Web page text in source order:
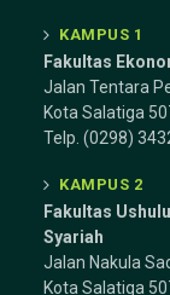
KAMPUS 1
Fakultas
Jalan Tentara
Kota Salatiga
Telp. (0298)
KAMPUS 2
Fakultas
Syariah
Jalan Nakula
Kota Salatiga